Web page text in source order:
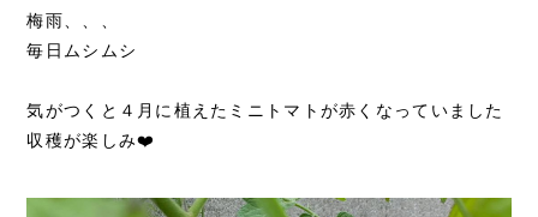
梅雨、、、
毎日ムシムシ
気がつくと４月に植えたミニトマトが赤くなっていました
収穫が楽しみ❤️